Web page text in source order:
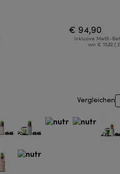
€ 94,90
Inklusive MwSt.-
von € 15,82 (
Vergleichen